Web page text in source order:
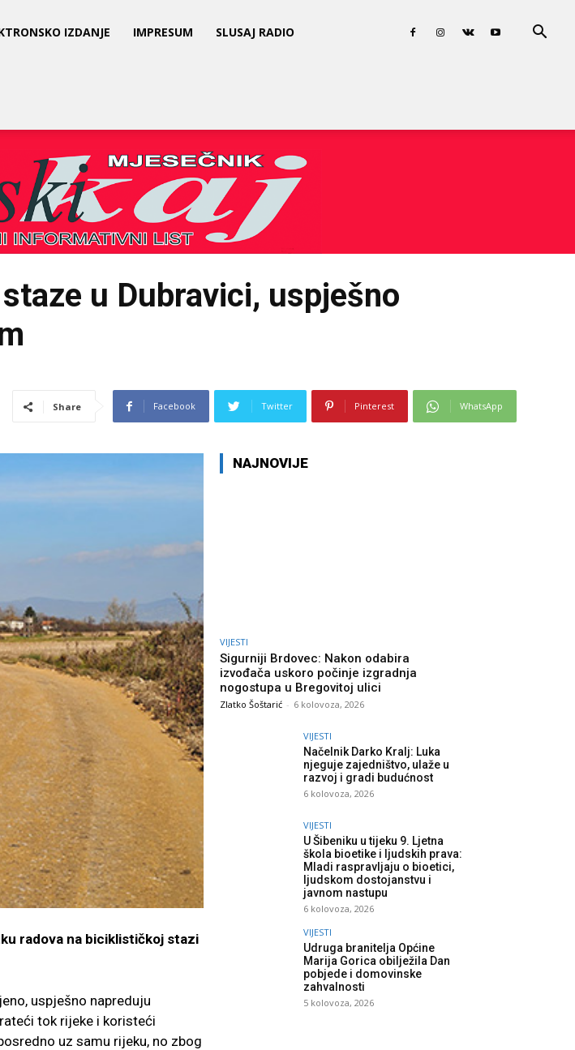
IZDANJE IMPRESUM SLUSAJ RADIO
u Dubravici, uspješno
Share Facebook Twitter Pinterest WhatsApp
radova na biciklističkoj stazi
uspješno napreduju
tok rijeke i koristeći
uz samu rijeku, no zbog
NAJNOVIJE
VIJESTI
Sigurniji Brdovec: Nakon odabira
izvođača uskoro počinje izgradnja
nogostupa u Bregovitoj ulici
Zlatko Šoštarić - 6 kolovoza, 2026
VIJESTI
Načelnik Darko Kralj: Luka
njeguje zajedništvo, ulaže u
razvoj i gradi budućnost
6 kolovoza, 2026
VIJESTI
U Šibeniku u tijeku 9. Ljetna
škola bioetike i ljudskih prava:
Mladi raspravljaju o bioetici,
ljudskom dostojanstvu i
javnom nastupu
6 kolovoza, 2026
VIJESTI
Udruga branitelja Općine
Marija Gorica obilježila Dan
pobjede i domovinske
zahvalnosti
5 kolovoza, 2026